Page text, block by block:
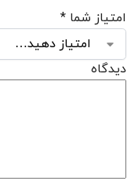
امتیاز شما *